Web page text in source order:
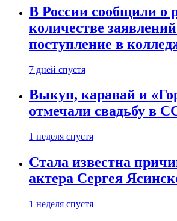
В России сообщили о
количестве
поступление в
7 дней спустя
Выкуп, каравай и
отмечали свадьбу в
1 неделя спустя
Стала известна
актера Сергея
1 неделя спустя